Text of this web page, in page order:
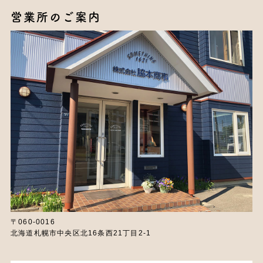
営業所のご案内
〒060-0016
北海道札幌市中央区北16条西21丁目2-1